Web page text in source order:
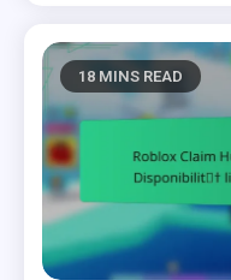
18 MINS READ